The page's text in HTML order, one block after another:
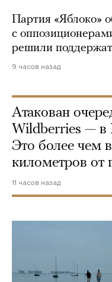
Партия «Яблоко»
с
решили
9 часов назад
Атакован
Wildberries — в
Это более чем
километров от
11 часов назад